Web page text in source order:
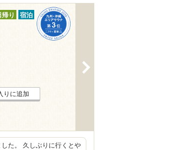
帰り 宿泊
りに追加
た。 久しぶりに行くとや